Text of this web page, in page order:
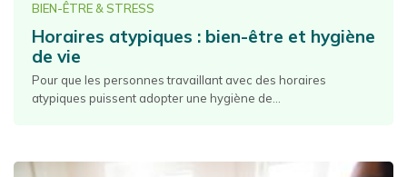
BIEN-ÊTRE & STRESS
Horaires atypiques : bien-être et hygiène
de vie
Pour que les personnes travaillant avec des horaires
atypiques puissent adopter une hygiène de...